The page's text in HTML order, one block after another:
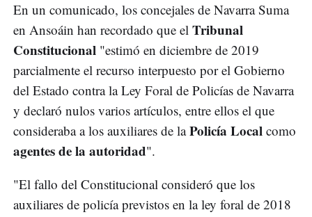
En un comunicado, los concejales de Navarra Suma
en Ansoáin han recordado que el Tribunal
Constitucional "estimó en diciembre de 2019
parcialmente el recurso interpuesto por el Gobierno
del Estado contra la Ley Foral de Policías de Navarra
y declaró nulos varios artículos, entre ellos el que
consideraba a los auxiliares de laPolicía Local como
agentes de la autoridad".
"El fallo del Constitucional consideró que los
auxiliares de policía previstos en la ley foral de 2018